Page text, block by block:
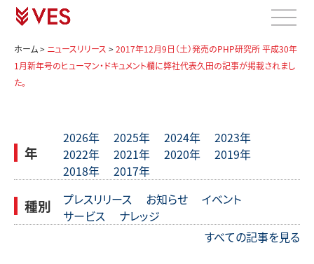
ホーム> ニュースリリース >2017年12月9日（土）発売のPHP研究所 平成30年
1月新年号のヒューマン・ドキュメント欄に弊社代表久田の記事が掲載されまし
た。
年
2026年 2025年 2024年
2023年
2022年
2021年 2020年
2019年
2018年
2017年
種別 プレスリリース お知らせ
イベント
サービス
ナレッジ
すべての記事を見る